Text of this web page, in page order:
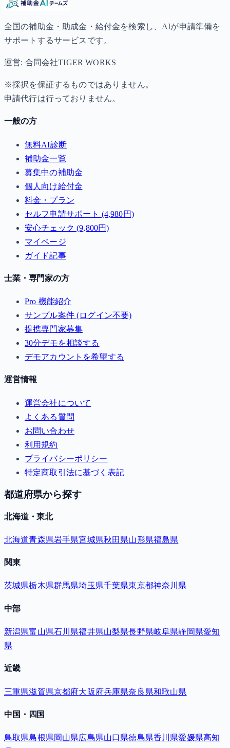
全国の補助金・助成金・給付金を検索し、AIが申請準備を
サポートするサービスです。
運営: 合同会社TIGER WORKS
※採択を保証するものではありません。
申請代行は行っておりません。
一般の方
無料AI診断
補助金一覧
募集中の補助金
個人向け給付金
料金・プラン
セルフ申請サポート (4,980円)
安心チェック (9,800円)
マイページ
ガイド記事
士業・専門家の方
Pro 機能紹介
サンプル案件 (ログイン不要)
提携専門家募集
30分デモを相談する
デモアカウントを希望する
運営情報
運営会社について
よくある質問
お問い合わせ
利用規約
プライバシーポリシー
特定商取引法に基づく表記
都道府県から探す
北海道・東北
北海道青森県岩手県宮城県秋田県山形県福島県
関東
茨城県栃木県群馬県埼玉県千葉県東京都神奈川県
中部
新潟県富山県石川県福井県山梨県長野県岐阜県静岡県愛知
県
近畿
三重県滋賀県京都府大阪府兵庫県奈良県和歌山県
中国・四国
鳥取県島根県岡山県広島県山口県徳島県香川県愛媛県高知